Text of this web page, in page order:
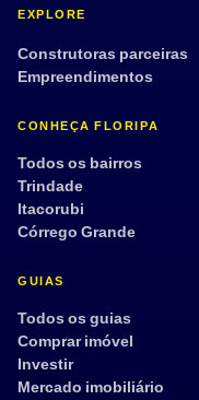
EXPLORE
Construtoras parceiras
Empreendimentos
CONHEÇA FLORIPA
Todos os bairros
Trindade
Itacorubi
Córrego Grande
GUIAS
Todos os guias
Comprar imóvel
Investir
Mercado imobiliário